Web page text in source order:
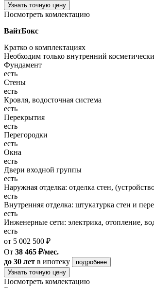
Узнать точную цену
Посмотреть комлектацию
ВайтБокс
Кратко о комплектациях
Необходим только внутренний
Фундамент
есть
Стены
есть
Кровля, водосточная система
есть
Перекрытия
есть
Перегородки
есть
Окна
есть
Двери входной группы
есть
Наружная отделка: отделка стен,
есть
Внутренняя отделка: штукатурка стен и
есть
Инженерные сети: электрика, отопление,
есть
от 5 002 500 ₽
От 38 465 ₽/мес.
до 30 лет в ипотеку
подробнее
Узнать точную цену
Посмотреть комлектацию